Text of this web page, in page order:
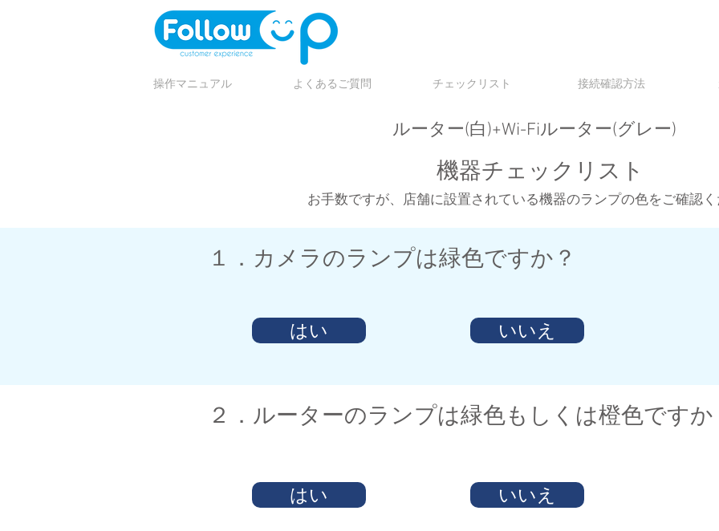
操作マニュアル よくあるご質問 チェックリスト 接続確認方法
ルーター(白)+Wi-Fiルーター(グレー)
​機器チェックリスト
お手数ですが、店舗に設置されている機器のランプの色をご確認
​１．カメラのランプは緑色ですか？
はい いいえ
２．ルーターのランプは緑色もしくは橙色ですか
はい いいえ